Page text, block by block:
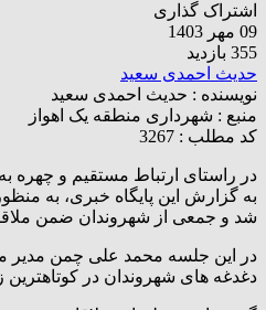
اشتراک گذاری
09 مهر 1403
355 بازدید
حدیث احمدی سعید
نویسنده : حدیث احمدی سعید
منبع : شهرداری منطقه یک اهواز
کد مطلب : 3267
در راستای ارتباط مستقیم و چهره به
به گزارش این پایگاه خبری، به
شد و جمعی از شهروندان ضمن
در این جلسه محمد علی چمن مدیر
دغدغه های شهروندان در